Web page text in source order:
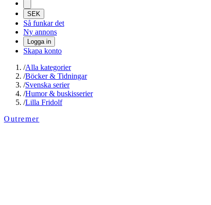
SEK
Så funkar det
Ny annons
Logga in
Skapa konto
/Alla kategorier
/Böcker & Tidningar
/Svenska serier
/Humor & buskisserier
/Lilla Fridolf
Outremer